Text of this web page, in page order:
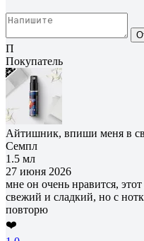
П
Покупатель
Айтишник, впиши меня в
Семпл
1.5 мл
27 июня 2026
мне он очень нравится,
свежий и сладкий, но с
повторю
❤️